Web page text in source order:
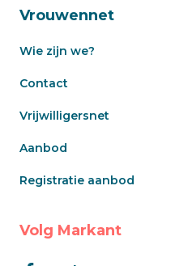
Vrouwennet
Wie zijn we?
Contact
Vrijwilligersnet
Aanbod
Registratie aanbod
Volg Markant